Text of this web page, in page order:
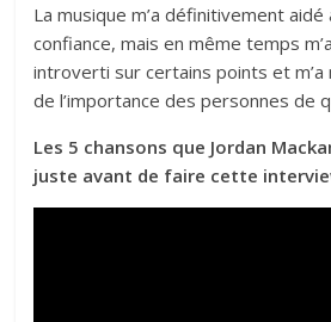
La musique m’a définitivement aidé
confiance, mais en même temps
introverti sur certains points et m’a
de l’importance des personnes de
Les 5 chansons que Jordan
juste avant de faire cette